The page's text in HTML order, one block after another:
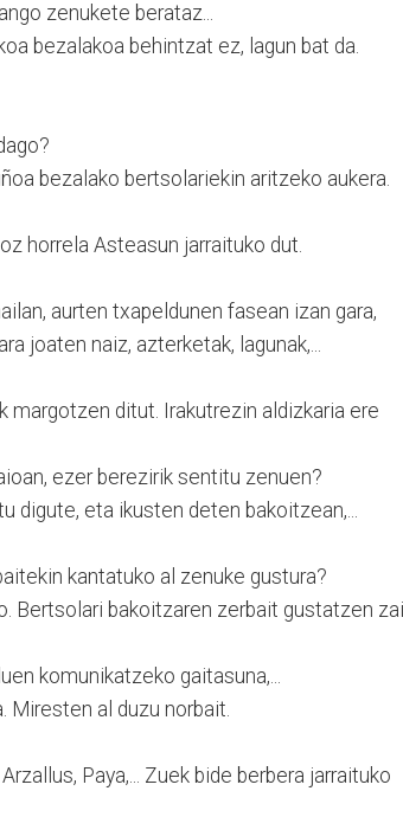
zenukete berataz...
bezalakoa behintzat ez, lagun bat da.
bezalako bertsolariekin aritzeko aukera.
horrela Asteasun jarraituko dut.
aurten txapeldunen fasean izan gara,
joaten naiz, azterketak, lagunak,...
margotzen ditut. Irakutrezin aldizkaria ere
ezer berezirik sentitu zenuen?
digute, eta ikusten deten bakoitzean,...
kantatuko al zenuke gustura?
Bertsolari bakoitzaren zerbait gustatzen
komunikatzeko gaitasuna,...
Miresten al duzu norbait.
Paya,... Zuek bide berbera jarraituko